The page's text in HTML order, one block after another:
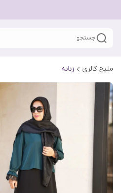
جستجو
ملیح گالری زنانه